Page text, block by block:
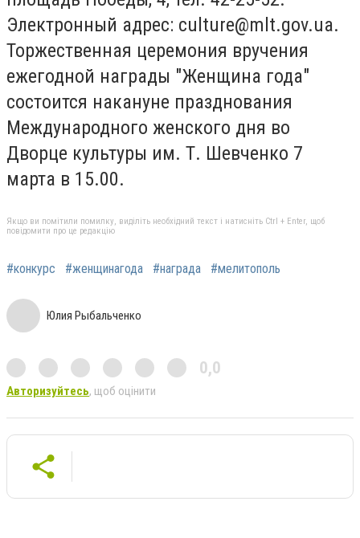
Электронный адрес: culture@mlt.gov.ua.
Торжественная церемония вручения
ежегодной награды "Женщина года"
состоится накануне празднования
Международного женского дня во
Дворце культуры им. Т. Шевченко 7
марта в 15.00.
Якщо ви помітили помилку, виділіть необхідний текст і натисніть Ctrl + Enter, щоб
повідомити про це редакцію
#конкурс #женщинагода #награда #мелитополь
Юлия Рыбальченко
0,0
Авторизуйтесь, щоб оцінити